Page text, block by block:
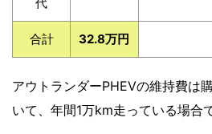
代
合計 32.8万円
アウトランダーPHEVの維持費は
いて、年間1万km走っている場合